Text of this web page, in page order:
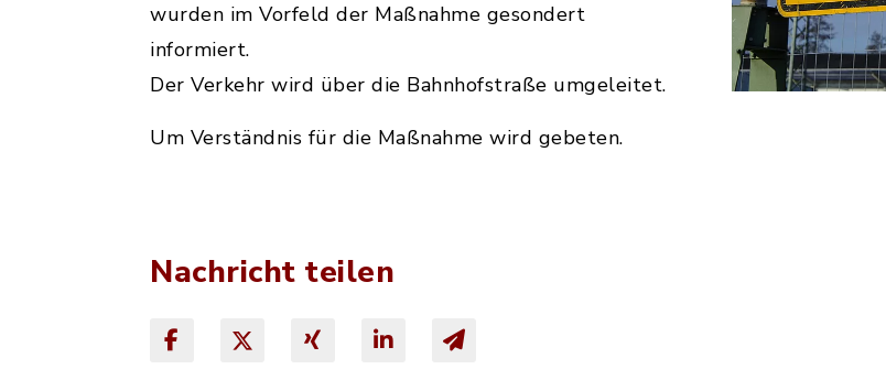
wurden im Vorfeld der Maßnahme gesondert
informiert.
Der Verkehr wird über die Bahnhofstraße umgeleitet.
Um Verständnis für die Maßnahme wird gebeten.
Nachricht teilen